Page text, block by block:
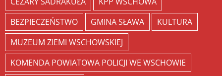
BEZPIECZEŃSTWO
GMINA SŁAWA
KULTURA
MUZEUM ZIEMI WSCHOWSKIEJ
KOMENDA POWIATOWA POLICJI WE WSCHOWIE